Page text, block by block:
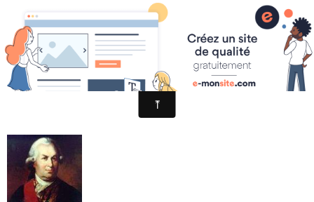
de Grasse